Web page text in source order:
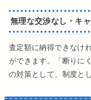
無理な交渉なし・キ
査定額に納得できなけ
ができます。「断りに
の対策として、制度と